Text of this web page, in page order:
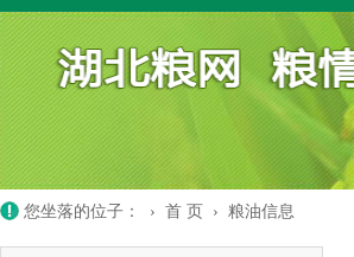
您坐落的位子： › 首 页 › 粮油信息